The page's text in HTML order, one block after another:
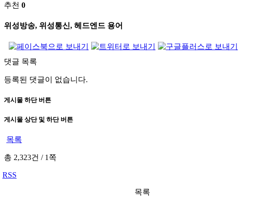
추천 0
위성방송, 위성통신, 헤드엔드 용어
댓글 목록
등록된 댓글이 없습니다.
게시물 하단 버튼
게시물 상단 및 하단 버튼
목록
총 2,323건 /1쪽
RSS
목록